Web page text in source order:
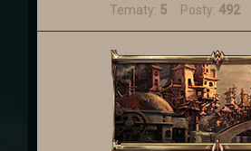
Tematy: 5 Posty: 492